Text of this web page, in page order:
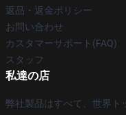
返品・返金ポリシー
お問い合わせ
カスタマーサポート(FAQ)
スタッフ
私達の店
弊社製品はすべて、世界ト